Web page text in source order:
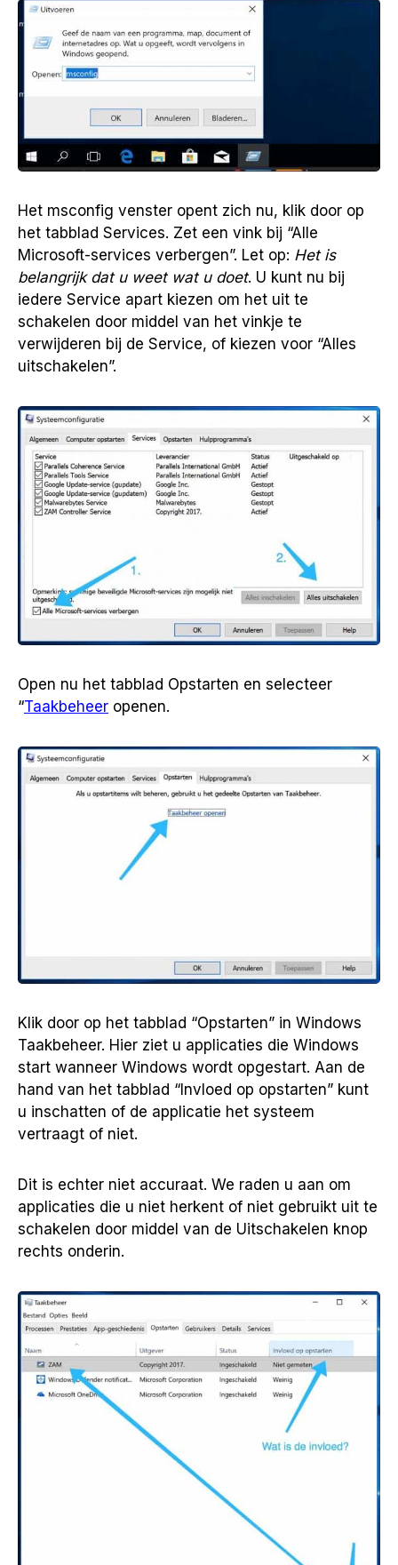
Het msconfig venster opent zich nu, klik door op
het tabblad Services. Zet een vink bij “Alle
Microsoft-services verbergen”. Let op: Het is
belangrijk dat u weet wat u doet. U kunt nu bij
iedere Service apart kiezen om het uit te
schakelen door middel van het vinkje te
verwijderen bij de Service, of kiezen voor “Alles
uitschakelen”.
Open nu het tabblad Opstarten en selecteer
“Taakbeheer openen.
Klik door op het tabblad “Opstarten” in Windows
Taakbeheer. Hier ziet u applicaties die Windows
start wanneer Windows wordt opgestart. Aan de
hand van het tabblad “Invloed op opstarten” kunt
u inschatten of de applicatie het systeem
vertraagt of niet.
Dit is echter niet accuraat. We raden u aan om
applicaties die u niet herkent of niet gebruikt uit te
schakelen door middel van de Uitschakelen knop
rechts onderin.